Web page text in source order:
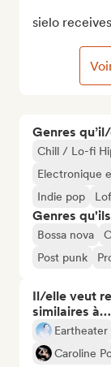
Genres
Chill / Lo-fi
Electronique
Indie pop
Genres
Bossa nova
Post punk
Il/elle veut
similaires à…
Eartheater
Caroline
sielo